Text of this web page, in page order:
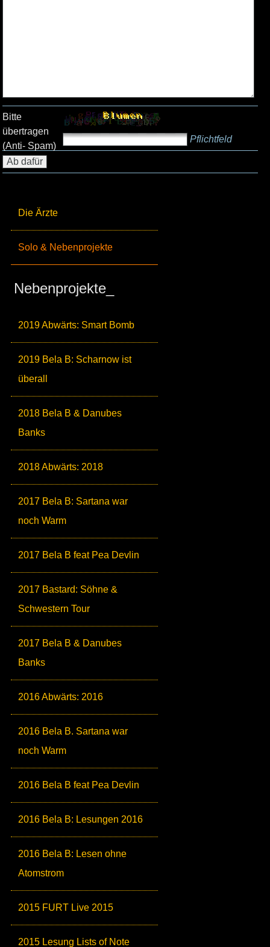
Die Ärzte
Solo & Nebenprojekte
Nebenprojekte_
2019 Abwärts: Smart Bomb
2019 Bela B: Scharnow ist
überall
2018 Bela B & Danubes
Banks
2018 Abwärts: 2018
2017 Bela B: Sartana war
noch Warm
2017 Bela B feat Pea Devlin
2017 Bastard: Söhne &
Schwestern Tour
2017 Bela B & Danubes
Banks
2016 Abwärts: 2016
2016 Bela B. Sartana war
noch Warm
2016 Bela B feat Pea Devlin
2016 Bela B: Lesungen 2016
2016 Bela B: Lesen ohne
Atomstrom
2015 FURT Live 2015
2015 Lesung Lists of Note
Bitte
übertragen
(Anti- Spam)
Pflichtfeld